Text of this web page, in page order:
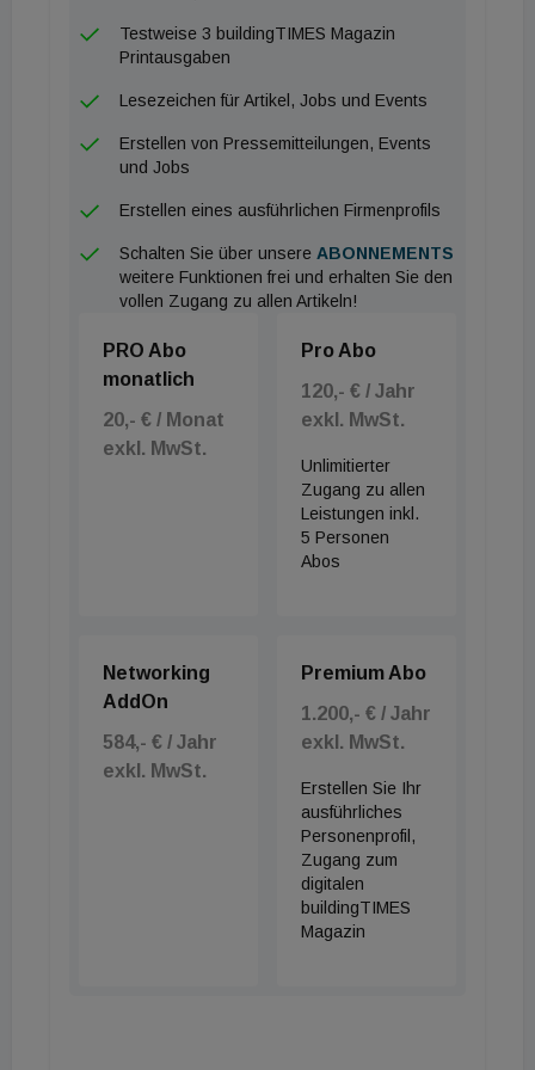
Infrastrukturbau gut – Sanierung stagniert
Der Bereich Infrastrukturbau sorgt u.a. mit den
großen Tunnelbauprojekten entlang der
Hauptverkehrsadern für eine gute Auslastung der
Unternehmen. Dennoch besteht v.a. auf
Landesstraßenebene in ländlichen Regionen
enormer Aufholbedarf. Während insbesondere der
gewerbliche Hochbau und der Wohnbau im urbanen
sorgt, ist die Entwicklung im Bereich
Einfamilienhausbau schlecht. Auch die Sanierung
stagniert auf niedrigem Niveau. „Für das
Gesamtjahr sind wir optimistisch, wenngleich der
Schwung aus dem 1. Halbjahr in der 2. Jahreshälfte
bereits spürbar abnimmt“, so Andreas Pfeiler,
Geschäftsführer des Fachverbands Steine-
Testweise 3 buildingTIMES Magazin
Printausgaben
Lesezeichen für Artikel, Jobs und Events
Erstellen von Pressemitteilungen, Events
und Jobs
Erstellen eines ausführlichen Firmenprofils
Schalten Sie über unsere ABONNEMENTS
weitere Funktionen frei und erhalten Sie den
vollen Zugang zu allen Artikeln!
PRO Abo
monatlich
20,- € / Monat
exkl. MwSt.
Pro Abo
120,- € / Jahr
exkl. MwSt.
Unlimitierter
Zugang zu allen
Leistungen inkl.
5 Personen
Abos
Networking
AddOn
584,- € / Jahr
exkl. MwSt.
Premium Abo
1.200,- € / Jahr
exkl. MwSt.
Erstellen Sie Ihr
ausführliches
Personenprofil,
Zugang zum
digitalen
buildingTIMES
Magazin